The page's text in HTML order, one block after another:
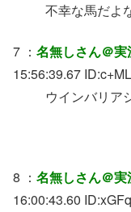
不幸な馬だよ
7 ： 名無しさん＠実
15:56:39.67
ウインバリア
8 ： 名無しさん＠実
16:00:43.60